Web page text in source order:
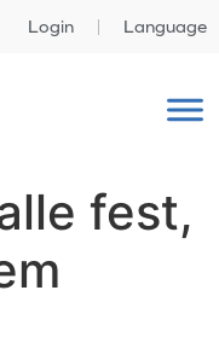
Login Language
fest,